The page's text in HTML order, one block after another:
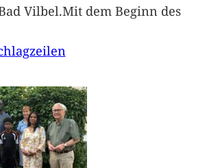
Vilbel.Mit dem Beginn des